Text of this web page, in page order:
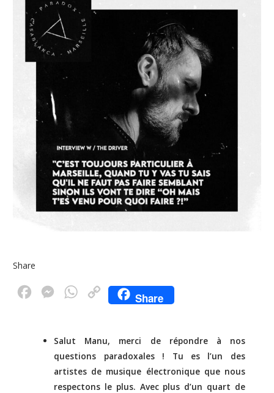
Share
M
s
e
n
W
A
C
y
L
i
Share
Salut Manu, merci de répondre à nos
questions paradoxales ! Tu es l’un des
artistes de musique électronique que nous
respectons le plus. Avec plus d’un quart de